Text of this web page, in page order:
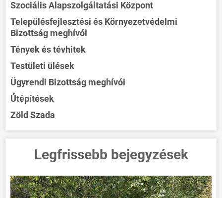
Szociális Alapszolgáltatási Központ
Településfejlesztési és Környezetvédelmi
Bizottság meghívói
Tények és tévhitek
Testületi ülések
Ügyrendi Bizottság meghívói
Útépítések
Zöld Szada
Legfrissebb bejegyzések